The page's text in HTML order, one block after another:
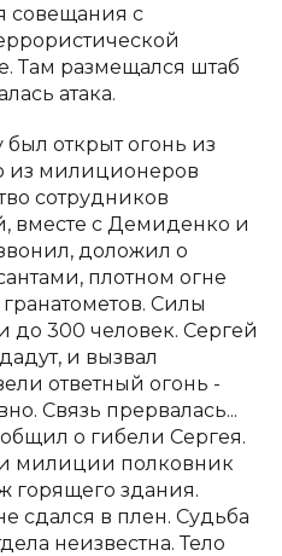
совещания с
Там размещался штаб
атака.
был открыт огонь из
из милиционеров
сотрудников
вместе с Демиденко и
доложил о
плотном огне
Силы
до 300 человек. Сергей
и вызвал
ответный огонь -
Связь прервалась...
о гибели Сергея.
милиции полковник
горящего здания.
сдался в плен. Судьба
неизвестна. Тело